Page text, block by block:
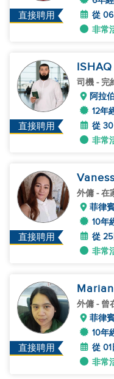
直接聘用
從
非常
直接聘用
ISHAQ
司機 - 完
阿拉
12年
從
非常
直接聘用
外傭 - 在
菲律
10年
從
非常
直接聘用
外傭 - 曾
菲律
10年
從
非常